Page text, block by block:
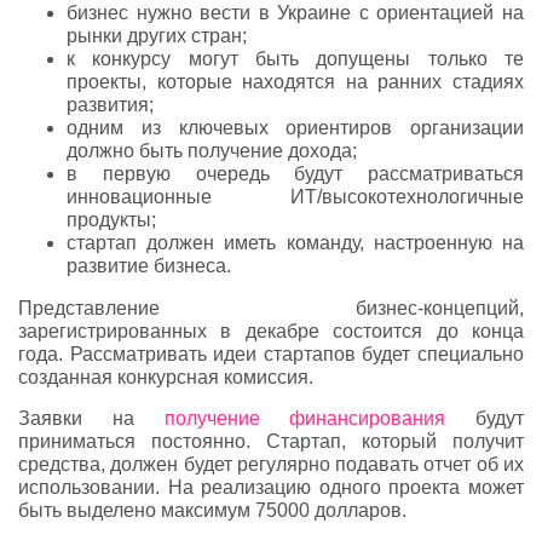
бизнес нужно вести в Украине с ориентацией на
рынки других стран;
к конкурсу могут быть допущены только те
проекты, которые находятся на ранних стадиях
развития;
одним из ключевых ориентиров организации
должно быть получение дохода;
в первую очередь будут рассматриваться
инновационные ИТ/высокотехнологичные
продукты;
стартап должен иметь команду, настроенную на
развитие бизнеса.
Представление бизнес-концепций,
зарегистрированных в декабре состоится до конца
года. Рассматривать идеи стартапов будет специально
созданная конкурсная комиссия.
Заявки на получение финансирования будут
приниматься постоянно. Стартап, который получит
средства, должен будет регулярно подавать отчет об их
использовании. На реализацию одного проекта может
быть выделено максимум 75000 долларов.